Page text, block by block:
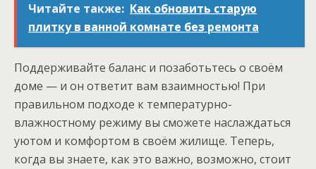
Читайте также: Как обновить старую
плитку в ванной комнате без ремонта
Поддерживайте баланс и позаботьтесь о своём
доме — и он ответит вам взаимностью! При
правильном подходе к температурно-
влажностному режиму вы сможете наслаждаться
уютом и комфортом в своём жилище. Теперь,
когда вы знаете, как это важно, возможно, стоит